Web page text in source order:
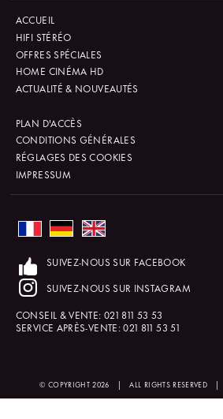
ACCUEIL
HIFI STÉRÉO
OFFRES SPÉCIALES
HOME CINÉMA HD
ACTUALITÉ & NOUVEAUTÉS
PLAN D'ACCÈS
CONDITIONS GÉNÉRALES
RÉGLAGES DES COOKIES
IMPRESSUM
SUIVEZ-NOUS SUR FACEBOOK
SUIVEZ-NOUS SUR INSTAGRAM
CONSEIL & VENTE: 021 811 53 53
SERVICE APRÈS-VENTE:021 811 53 51
© COPYRIGHT 2026 | ALL RIGHTS RESERVED |